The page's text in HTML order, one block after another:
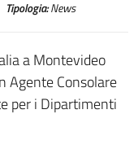
Tipologia:News
a Montevideo
Agente Consolare
per i Dipartimenti